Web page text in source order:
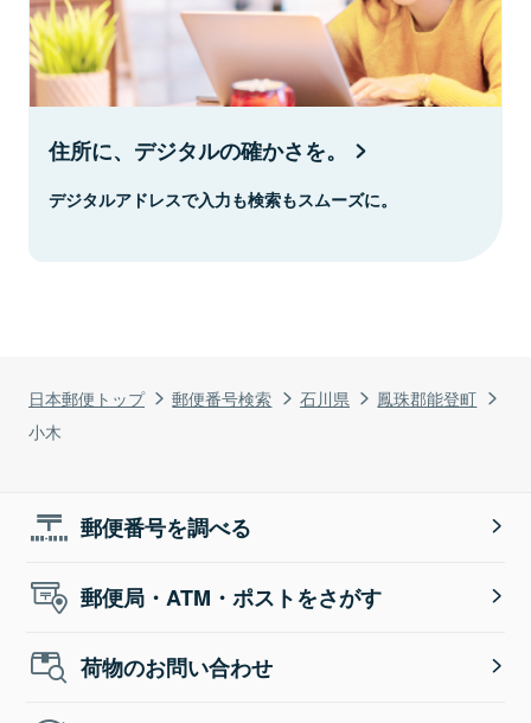
日本郵便トップ 郵便番号検索 石川県
鳳珠郡能登町
小木
住所に、デジタルの確かさを。
デジタルアドレスで入力も検索もスムーズに。
郵便番号を調べる
郵便局・ATM・ポストをさがす
荷物のお問い合わせ